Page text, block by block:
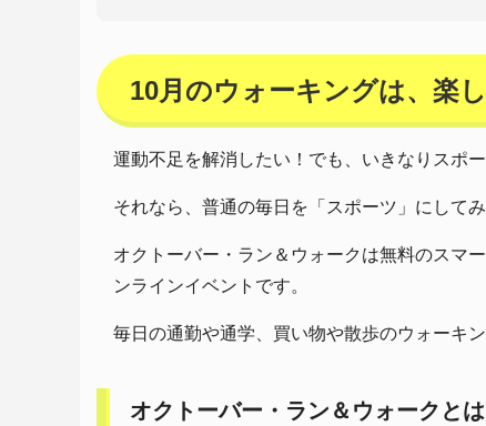
10月のウォーキングは、楽
運動不足を解消したい！でも、いきなりスポ
それなら、普通の毎日を「スポーツ」にして
オクトーバー・ラン＆ウォークは無料のスマ
ンラインイベントです。
毎日の通勤や通学、買い物や散歩のウォーキ
オクトーバー・ラン＆ウォークとは